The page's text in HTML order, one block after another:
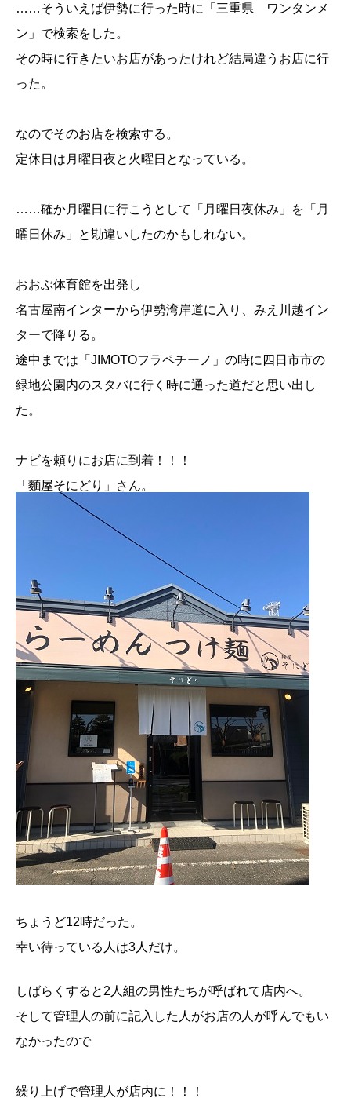
……そういえば伊勢に行った時に「三重県 ワンタンメ
ン」で検索をした。
その時に行きたいお店があったけれど結局違うお店に行
った。
なのでそのお店を検索する。
定休日は月曜日夜と火曜日となっている。
……確か月曜日に行こうとして「月曜日夜休み」を「月
曜日休み」と勘違いしたのかもしれない。
おおぶ体育館を出発し
名古屋南インターから伊勢湾岸道に入り、みえ川越イン
ターで降りる。
途中までは「JIMOTOフラペチーノ」の時に四日市市の
緑地公園内のスタバに行く時に通った道だと思い出し
た。
ナビを頼りにお店に到着！！！
「麵屋そにどり」さん。
ちょうど12時だった。
幸い待っている人は3人だけ。
しばらくすると2人組の男性たちが呼ばれて店内へ。
そして管理人の前に記入した人がお店の人が呼んでもい
なかったので
繰り上げで管理人が店内に！！！